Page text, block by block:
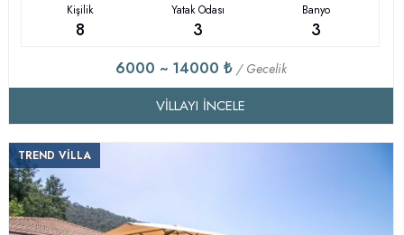
Kişilik
8
Yatak Odası
3
Banyo
3
6000 ~ 14000 ₺ / Gecelik
VILLAYI İNCELE
TREND VİLLA